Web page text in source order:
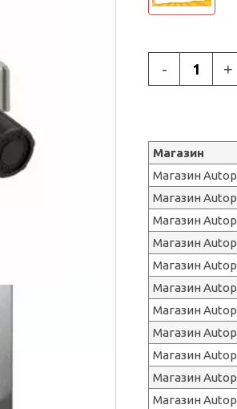
- +
Магазин
Магазин
Магазин
Магазин
Магазин
Магазин
Магазин
Магазин
Магазин
Магазин
Магазин
Магазин